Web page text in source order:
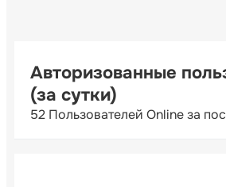
Авторизованные
(за сутки)
52 Пользователей Online за